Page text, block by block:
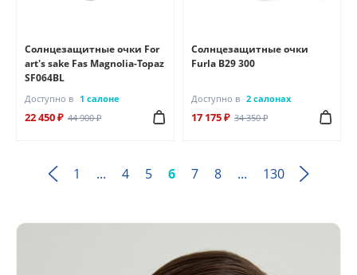
Солнцезащитные очки For
art's sake Fas Magnolia-Topaz
SF064BL
Доступно в 1 салоне
22 450 ₽ 44 900 ₽
Солнцезащитные очки
Furla B29 300
Доступно в 2 салонах
17 175 ₽ 34 350 ₽
1 ... 4 5 6 7 8 ... 130